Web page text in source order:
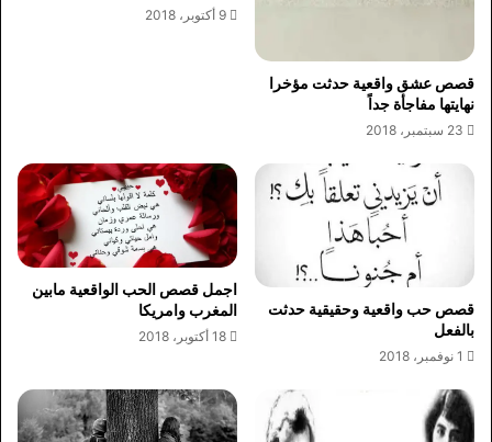
قصص عشق واقعية حدثت مؤخرا
نهايتها مفاجأة جداً
23 سبتمبر، 2018
9 أكتوبر، 2018
قصص حب واقعية وحقيقية حدثت
بالفعل
1 نوفمبر، 2018
اجمل قصص الحب الواقعية مابين
المغرب وامريكا
18 أكتوبر، 2018